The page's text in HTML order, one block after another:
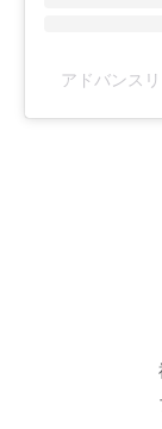
アドバンス